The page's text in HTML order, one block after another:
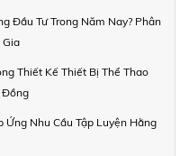
Đầu Tư Trong Năm Nay? Phân
Gia
Thiết Kế Thiết Bị Thể Thao
Đồng
Ứng Nhu Cầu Tập Luyện Hằng